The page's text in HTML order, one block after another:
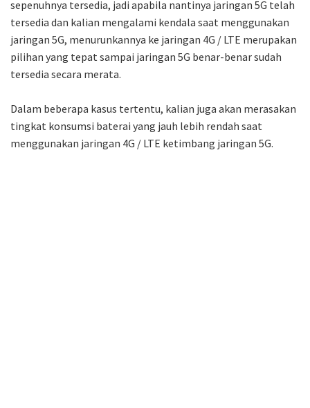
sepenuhnya tersedia, jadi apabila nantinya jaringan 5G telah
tersedia dan kalian mengalami kendala saat menggunakan
jaringan 5G, menurunkannya ke jaringan 4G / LTE merupakan
pilihan yang tepat sampai jaringan 5G benar-benar sudah
tersedia secara merata.
Dalam beberapa kasus tertentu, kalian juga akan merasakan
tingkat konsumsi baterai yang jauh lebih rendah saat
menggunakan jaringan 4G / LTE ketimbang jaringan 5G.